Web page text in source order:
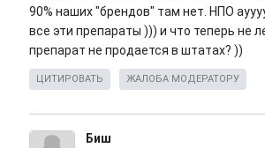
90% наших "брендов" там нет. НПО
все эти препараты ))) и что теперь не
препарат не продается в штатах? ))
ЦИТИРОВАТЬ ЖАЛОБА МОДЕРАТОРУ
Биш